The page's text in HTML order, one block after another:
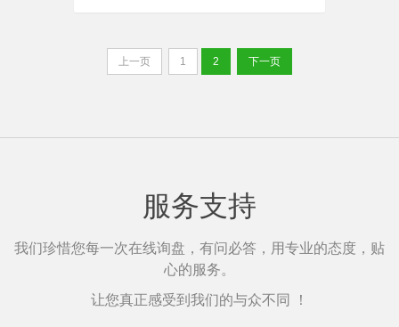
上一页 1 2 下一页
服务支持
我们珍惜您每一次在线询盘，有问必答，用专业的态度，贴
心的服务。
让您真正感受到我们的与众不同 ！